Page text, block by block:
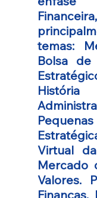
temas:
Bolsa de
Virtual
Mercado
Valores.